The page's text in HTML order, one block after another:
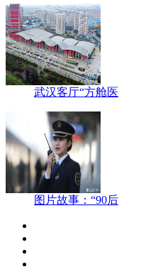
武汉客厅“方舱医
图片故事：“90后